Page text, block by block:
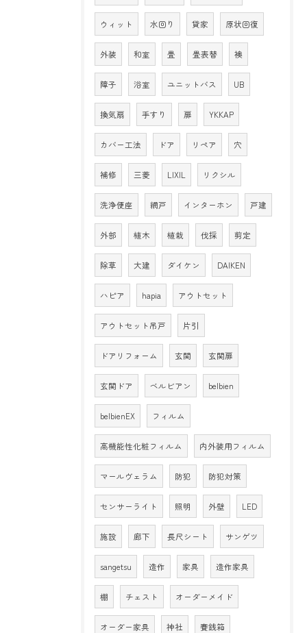
ウィット 水回り 貸家 原状回復
外装 和室 畳 畳表替 襖
障子 浴室 ユニットバス UB
換気扇 手すり 扉 YKKAP
カバー工法 ドア リペア 穴
補修 三菱 LIXIL リクシル
洗浄便座 網戸 インターホン 戸建
外部 植木 植栽 伐採 剪定
除草 大建 ダイケン DAIKEN
ハピア hapia アウトセット
アウトセット吊戸 片引
ドアリフォーム 玄関 玄関扉
玄関ドア ベルビアン belbien
belbienEX フィルム
高機能性化粧フィルム 内外装用フィルム
マールヴェラム 防犯 防犯対策
センサーライト 照明 外壁 LED
施設 廊下 長尺シート サンゲツ
sangetsu 造作 家具 造作家具
棚 チェスト オーダーメイド
オーダー家具 神社 賽銭箱